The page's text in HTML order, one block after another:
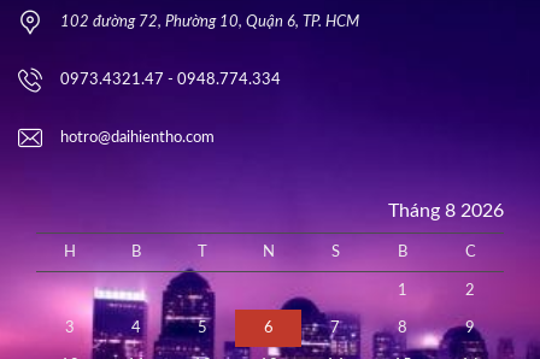
102 đường 72, Phường 10, Quận 6, TP. HCM
0973.4321.47 - 0948.774.334
hotro@daihientho.com
Tháng 8 2026
H B N S B C
1 2
3 4 5 6 7 8 9